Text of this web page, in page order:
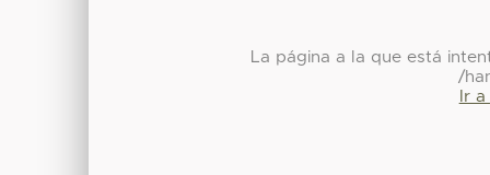
La página a la que está
/
Ir